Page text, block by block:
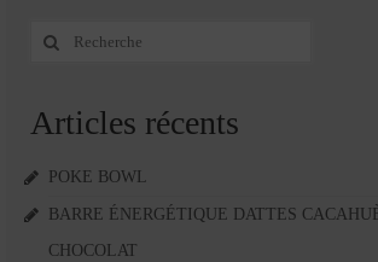
Rechercher
Articles récents
POKE BOWL
BARRE ÉNERGÉTIQUE DATTES
CHOCOLAT